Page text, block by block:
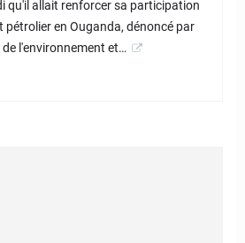
qu'il allait renforcer sa participation
pétrolier en Ouganda, dénoncé par
de l'environnement et…